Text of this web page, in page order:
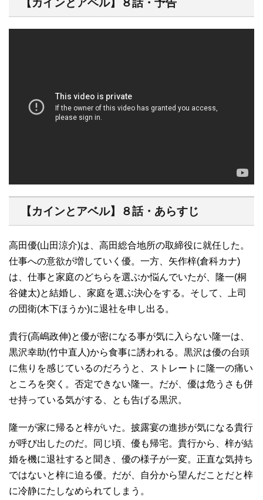
【カインとアベル】８話・予告
【カインとアベル】８話・あらすじ
高田優(山田涼介)は、高田総合地所の取締役に就任した。
仕事への意欲が増していく優。一方、矢作梓(倉科カナ)
は、仕事と家庭のどちらを選ぶか悩んでいたが、隆一(桐
谷健太)と結婚し、家庭を選ぶ決心をする。そして、上司
の団衛(木下ほうか)に退社を申し出る。
貴行(高嶋政伸)と優が密になる事が気に入らない隆一は、
黒沢幸助(竹中直人)から食事に誘われる。黒沢は優の台頭
に焦りを感じているのだろうと、ストレートに隆一の痛い
ところを突く。否定できない隆一。だが、優は危うさも併
せ持っている気がする、とも告げる黒沢。
隆一が家に帰ると梓がいた。披露宴の進捗が気になる貴行
が呼び出したのだ。同じ頃、優も帰宅。貴行から、梓が結
婚を機に退社すると聞き、優の様子が一変。正直な気持ち
ではないと梓に迫る優。だが、自分から望んだことだと梓
に冷静にたしなめられてしまう。